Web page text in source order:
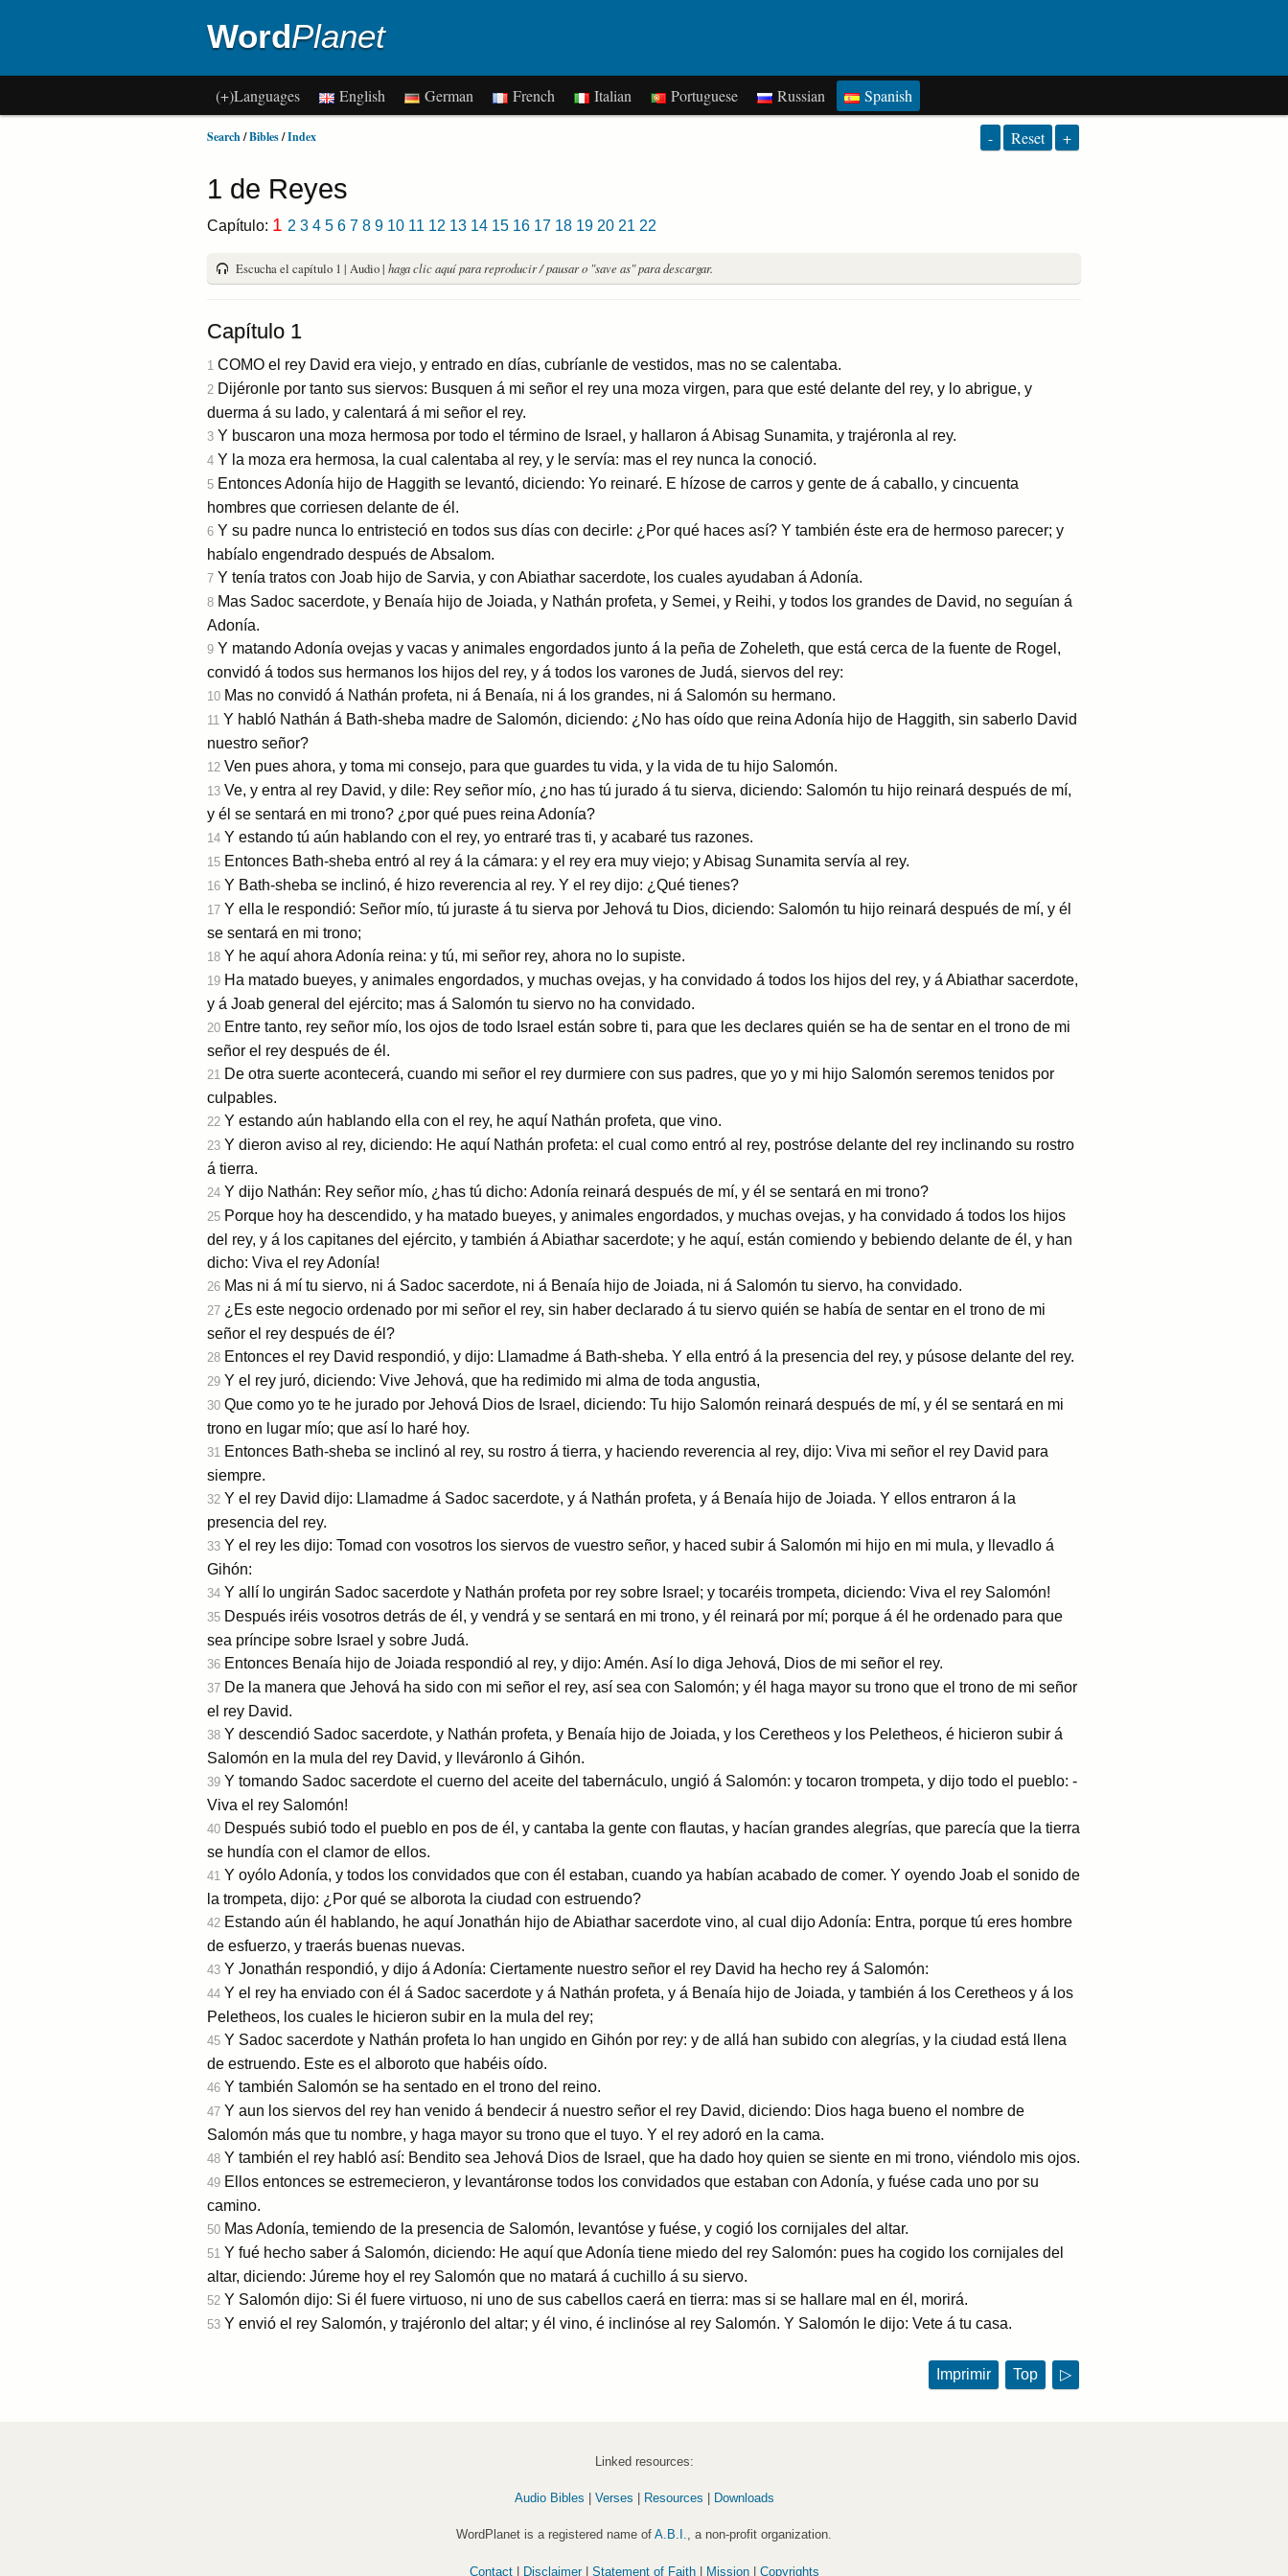
WordPlanet
(+)Languages English German French Italian Portuguese Russian Spanish
Search/Bibles/Index - Reset +
1 de Reyes
Capítulo: 1 2 3 4 5 6 7 8 9 10 11 12 13 14 15 16 17 18 19 20 21 22
Escucha el capítulo 1 | Audio | haga clic aquí para reproducir / pausar o "save as" para descargar.
Capítulo 1
1 COMO el rey David era viejo, y entrado en días, cubríanle de vestidos, mas no se calentaba.
2 Dijéronle por tanto sus siervos: Busquen á mi señor el rey una moza virgen, para que esté delante del rey, y lo abrigue, y
duerma á su lado, y calentará á mi señor el rey.
3 Y buscaron una moza hermosa por todo el término de Israel, y hallaron á Abisag Sunamita, y trajéronla al rey.
4 Y la moza era hermosa, la cual calentaba al rey, y le servía: mas el rey nunca la conoció.
5 Entonces Adonía hijo de Haggith se levantó, diciendo: Yo reinaré. E hízose de carros y gente de á caballo, y cincuenta
hombres que corriesen delante de él.
6 Y su padre nunca lo entristeció en todos sus días con decirle: ¿Por qué haces así? Y también éste era de hermoso parecer; y
habíalo engendrado después de Absalom.
7 Y tenía tratos con Joab hijo de Sarvia, y con Abiathar sacerdote, los cuales ayudaban á Adonía.
8 Mas Sadoc sacerdote, y Benaía hijo de Joiada, y Nathán profeta, y Semei, y Reihi, y todos los grandes de David, no seguían á
Adonía.
9 Y matando Adonía ovejas y vacas y animales engordados junto á la peña de Zoheleth, que está cerca de la fuente de Rogel,
convidó á todos sus hermanos los hijos del rey, y á todos los varones de Judá, siervos del rey:
10 Mas no convidó á Nathán profeta, ni á Benaía, ni á los grandes, ni á Salomón su hermano.
11 Y habló Nathán á Bath-sheba madre de Salomón, diciendo: ¿No has oído que reina Adonía hijo de Haggith, sin saberlo David
nuestro señor?
12 Ven pues ahora, y toma mi consejo, para que guardes tu vida, y la vida de tu hijo Salomón.
13 Ve, y entra al rey David, y dile: Rey señor mío, ¿no has tú jurado á tu sierva, diciendo: Salomón tu hijo reinará después de mí,
y él se sentará en mi trono? ¿por qué pues reina Adonía?
14 Y estando tú aún hablando con el rey, yo entraré tras ti, y acabaré tus razones.
15 Entonces Bath-sheba entró al rey á la cámara: y el rey era muy viejo; y Abisag Sunamita servía al rey.
16 Y Bath-sheba se inclinó, é hizo reverencia al rey. Y el rey dijo: ¿Qué tienes?
17 Y ella le respondió: Señor mío, tú juraste á tu sierva por Jehová tu Dios, diciendo: Salomón tu hijo reinará después de mí, y él
se sentará en mi trono;
18 Y he aquí ahora Adonía reina: y tú, mi señor rey, ahora no lo supiste.
19 Ha matado bueyes, y animales engordados, y muchas ovejas, y ha convidado á todos los hijos del rey, y á Abiathar sacerdote,
y á Joab general del ejército; mas á Salomón tu siervo no ha convidado.
20 Entre tanto, rey señor mío, los ojos de todo Israel están sobre ti, para que les declares quién se ha de sentar en el trono de mi
señor el rey después de él.
21 De otra suerte acontecerá, cuando mi señor el rey durmiere con sus padres, que yo y mi hijo Salomón seremos tenidos por
culpables.
22 Y estando aún hablando ella con el rey, he aquí Nathán profeta, que vino.
23 Y dieron aviso al rey, diciendo: He aquí Nathán profeta: el cual como entró al rey, postróse delante del rey inclinando su rostro
á tierra.
24 Y dijo Nathán: Rey señor mío, ¿has tú dicho: Adonía reinará después de mí, y él se sentará en mi trono?
25 Porque hoy ha descendido, y ha matado bueyes, y animales engordados, y muchas ovejas, y ha convidado á todos los hijos
del rey, y á los capitanes del ejército, y también á Abiathar sacerdote; y he aquí, están comiendo y bebiendo delante de él, y han
dicho: ­Viva el rey Adonía!
26 Mas ni á mí tu siervo, ni á Sadoc sacerdote, ni á Benaía hijo de Joiada, ni á Salomón tu siervo, ha convidado.
27 ¿Es este negocio ordenado por mi señor el rey, sin haber declarado á tu siervo quién se había de sentar en el trono de mi
señor el rey después de él?
28 Entonces el rey David respondió, y dijo: Llamadme á Bath-sheba. Y ella entró á la presencia del rey, y púsose delante del rey.
29 Y el rey juró, diciendo: Vive Jehová, que ha redimido mi alma de toda angustia,
30 Que como yo te he jurado por Jehová Dios de Israel, diciendo: Tu hijo Salomón reinará después de mí, y él se sentará en mi
trono en lugar mío; que así lo haré hoy.
31 Entonces Bath-sheba se inclinó al rey, su rostro á tierra, y haciendo reverencia al rey, dijo: Viva mi señor el rey David para
siempre.
32 Y el rey David dijo: Llamadme á Sadoc sacerdote, y á Nathán profeta, y á Benaía hijo de Joiada. Y ellos entraron á la
presencia del rey.
33 Y el rey les dijo: Tomad con vosotros los siervos de vuestro señor, y haced subir á Salomón mi hijo en mi mula, y llevadlo á
Gihón:
34 Y allí lo ungirán Sadoc sacerdote y Nathán profeta por rey sobre Israel; y tocaréis trompeta, diciendo: ­Viva el rey Salomón!
35 Después iréis vosotros detrás de él, y vendrá y se sentará en mi trono, y él reinará por mí; porque á él he ordenado para que
sea príncipe sobre Israel y sobre Judá.
36 Entonces Benaía hijo de Joiada respondió al rey, y dijo: Amén. Así lo diga Jehová, Dios de mi señor el rey.
37 De la manera que Jehová ha sido con mi señor el rey, así sea con Salomón; y él haga mayor su trono que el trono de mi señor
el rey David.
38 Y descendió Sadoc sacerdote, y Nathán profeta, y Benaía hijo de Joiada, y los Ceretheos y los Peletheos, é hicieron subir á
Salomón en la mula del rey David, y lleváronlo á Gihón.
39 Y tomando Sadoc sacerdote el cuerno del aceite del tabernáculo, ungió á Salomón: y tocaron trompeta, y dijo todo el pueblo: ­
Viva el rey Salomón!
40 Después subió todo el pueblo en pos de él, y cantaba la gente con flautas, y hacían grandes alegrías, que parecía que la tierra
se hundía con el clamor de ellos.
41 Y oyólo Adonía, y todos los convidados que con él estaban, cuando ya habían acabado de comer. Y oyendo Joab el sonido de
la trompeta, dijo: ¿Por qué se alborota la ciudad con estruendo?
42 Estando aún él hablando, he aquí Jonathán hijo de Abiathar sacerdote vino, al cual dijo Adonía: Entra, porque tú eres hombre
de esfuerzo, y traerás buenas nuevas.
43 Y Jonathán respondió, y dijo á Adonía: Ciertamente nuestro señor el rey David ha hecho rey á Salomón:
44 Y el rey ha enviado con él á Sadoc sacerdote y á Nathán profeta, y á Benaía hijo de Joiada, y también á los Ceretheos y á los
Peletheos, los cuales le hicieron subir en la mula del rey;
45 Y Sadoc sacerdote y Nathán profeta lo han ungido en Gihón por rey: y de allá han subido con alegrías, y la ciudad está llena
de estruendo. Este es el alboroto que habéis oído.
46 Y también Salomón se ha sentado en el trono del reino.
47 Y aun los siervos del rey han venido á bendecir á nuestro señor el rey David, diciendo: Dios haga bueno el nombre de
Salomón más que tu nombre, y haga mayor su trono que el tuyo. Y el rey adoró en la cama.
48 Y también el rey habló así: Bendito sea Jehová Dios de Israel, que ha dado hoy quien se siente en mi trono, viéndolo mis ojos.
49 Ellos entonces se estremecieron, y levantáronse todos los convidados que estaban con Adonía, y fuése cada uno por su
camino.
50 Mas Adonía, temiendo de la presencia de Salomón, levantóse y fuése, y cogió los cornijales del altar.
51 Y fué hecho saber á Salomón, diciendo: He aquí que Adonía tiene miedo del rey Salomón: pues ha cogido los cornijales del
altar, diciendo: Júreme hoy el rey Salomón que no matará á cuchillo á su siervo.
52 Y Salomón dijo: Si él fuere virtuoso, ni uno de sus cabellos caerá en tierra: mas si se hallare mal en él, morirá.
53 Y envió el rey Salomón, y trajéronlo del altar; y él vino, é inclinóse al rey Salomón. Y Salomón le dijo: Vete á tu casa.
Imprimir Top ▷
Linked resources:
Audio Bibles Verses Resources Downloads
WordPlanet is a registered name of A.B.I., a non-profit organization.
Contact| Disclaimer| Statement of Faith| Mission| Copyrights